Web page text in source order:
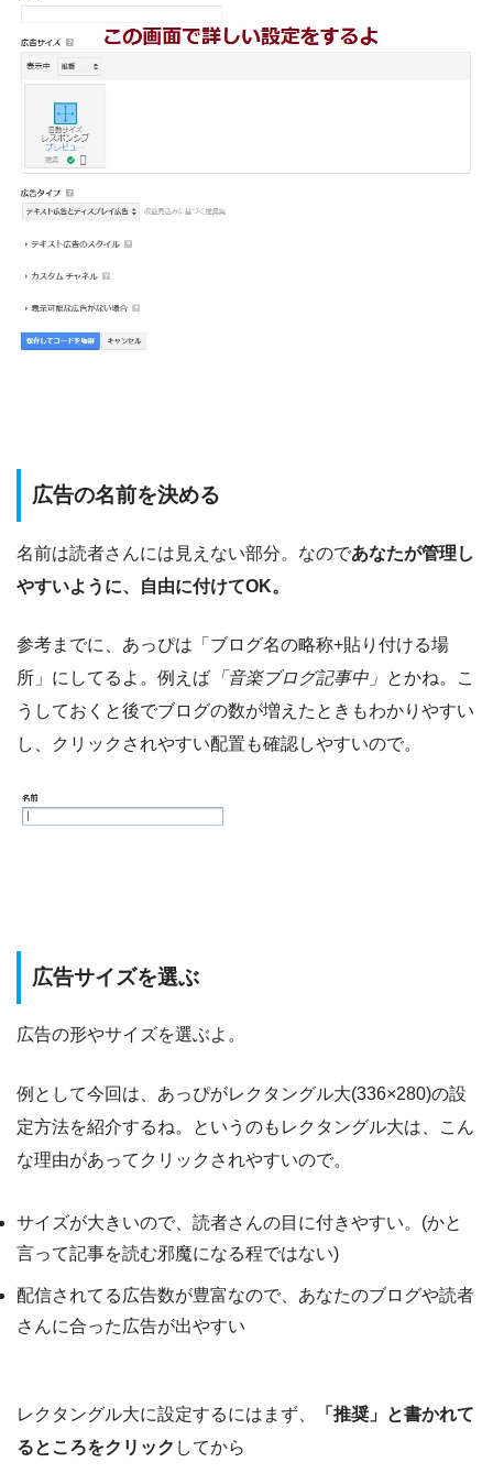
広告の名前を決める
名前は読者さんには見えない部分。なのであなたが管理し
やすいように、自由に付けてOK。
参考までに、あっぴは「ブログ名の略称+貼り付ける場
所」にしてるよ。例えば 「音楽ブログ記事中」 とかね。こ
うしておくと後でブログの数が増えたときもわかりやすい
し、クリックされやすい配置も確認しやすいので。
広告サイズを選ぶ
広告の形やサイズを選ぶよ。
例として今回は、あっぴがレクタングル大(336×280)の設
定方法を紹介するね。というのもレクタングル大は、こん
な理由があってクリックされやすいので。
サイズが大きいので、読者さんの目に付きやすい。(かと
言って記事を読む邪魔になる程ではない)
配信されてる広告数が豊富なので、あなたのブログや読者
さんに合った広告が出やすい
レクタングル大に設定するにはまず、
「推奨」と書かれて
るところをクリック してから